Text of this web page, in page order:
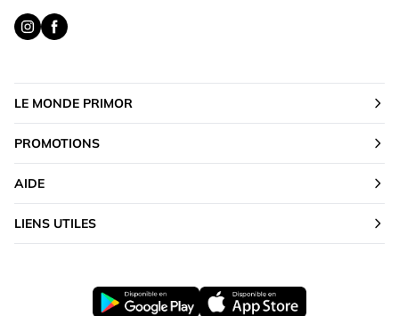
LE MONDE PRIMOR
PROMOTIONS
AIDE
LIENS UTILES